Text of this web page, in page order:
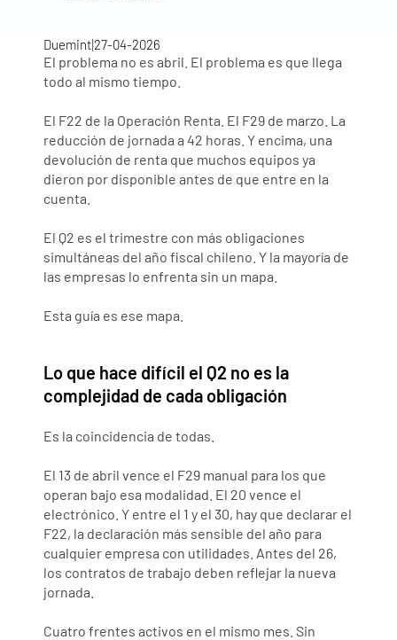
Duemint|27-04-2026
El problema no es abril. El problema es que llega
todo al mismo tiempo.
El F22 de la Operación Renta. El F29 de marzo. La
reducción de jornada a 42 horas. Y encima, una
devolución de renta que muchos equipos ya
dieron por disponible antes de que entre en la
cuenta.
El Q2 es el trimestre con más obligaciones
simultáneas del año fiscal chileno. Y la mayoría de
las empresas lo enfrenta sin un mapa.
Esta guía es ese mapa.
Lo que hace difícil el Q2 no es la
complejidad de cada obligación
Es la coincidencia de todas.
El 13 de abril vence el F29 manual para los que
operan bajo esa modalidad. El 20 vence el
electrónico. Y entre el 1 y el 30, hay que declarar el
F22, la declaración más sensible del año para
cualquier empresa con utilidades. Antes del 26,
los contratos de trabajo deben reflejar la nueva
jornada.
Cuatro frentes activos en el mismo mes. Sin